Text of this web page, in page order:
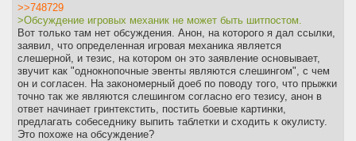
>>748729
>Обсуждение игровых механик не может быть шитпостом.
Вот только там нет обсуждения. Анон, на которого я дал ссылки,
заявил, что определенная игровая механика является
слешерной, и тезис, на котором он это заявление основывает,
звучит как "однокнопочные эвенты являются слешингом", с чем
он и согласен. На закономерный доеб по поводу того, что прыжки
точно так же являются слешингом согласно его тезису, анон в
ответ начинает гринтекстить, постить боевые картинки,
предлагать собеседнику выпить таблетки и сходить к окулисту.
Это похоже на обсуждение?